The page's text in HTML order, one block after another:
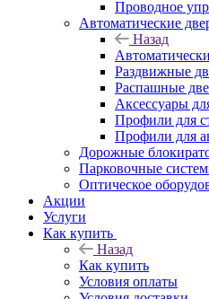
Проводное
Автоматические
Назад
Раздвижные
Распашные
Аксессуары
Профили для
Профили для
Дорожные
Парковочные
Оптическое
Акции
Услуги
Как купить
Назад
Как купить
Условия оплаты